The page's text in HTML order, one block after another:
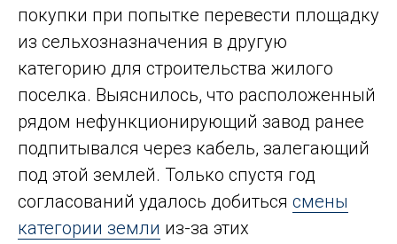
покупки при попытке перевести площадку
из сельхозназначения в другую
категорию для строительства жилого
поселка. Выяснилось, что расположенный
рядом нефункционирующий завод ранее
подпитывался через кабель, залегающий
под этой землей. Только спустя год
согласований удалось добиться смены
категории земли из-за этих